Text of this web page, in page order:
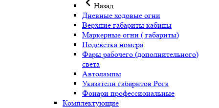
Назад
Дневные ходовые огни
Верхние габариты кабины
Маркерные огни ( габариты)
Подсветка номера
Фары рабочего (дополнительного)
света
Автолампы
Указатели габаритов Рога
Фонари профессиональные
Комплектующие